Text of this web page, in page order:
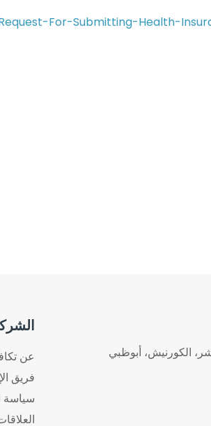
For-Submitting-Health-
الكورنيش، أبوظبي
عن
فريق
سياسة